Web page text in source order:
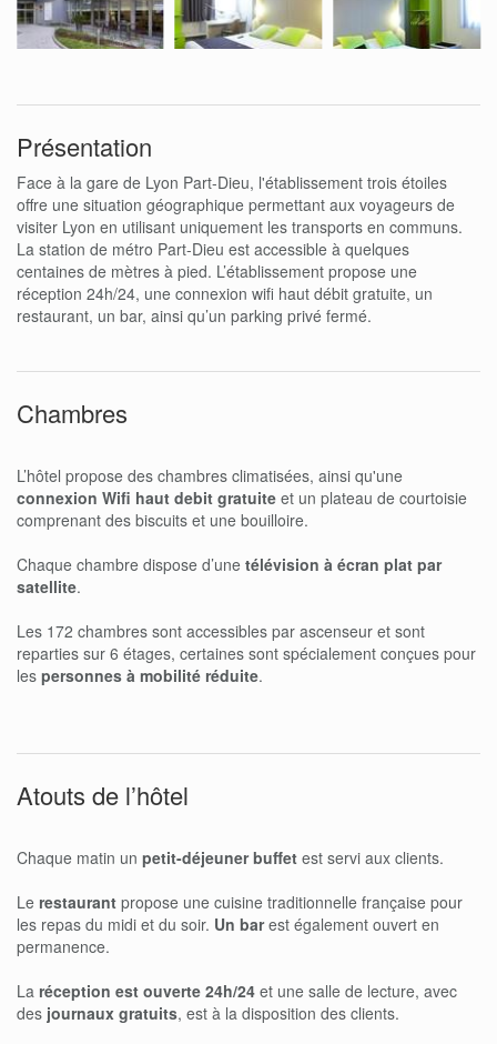
Présentation
Face à la gare de Lyon Part-Dieu, l'établissement trois étoiles
offre une situation géographique permettant aux voyageurs de
visiter Lyon en utilisant uniquement les transports en communs.
La station de métro Part-Dieu est accessible à quelques
centaines de mètres à pied. L’établissement propose une
réception 24h/24, une connexion wifi haut débit gratuite, un
restaurant, un bar, ainsi qu’un parking privé fermé.
Chambres
L’hôtel propose des chambres climatisées, ainsi qu'une
connexion Wifi haut debit gratuite et un plateau de courtoisie
comprenant des biscuits et une bouilloire.
Chaque chambre dispose d’une télévision à écran plat par
satellite.
Les 172 chambres sont accessibles par ascenseur et sont
reparties sur 6 étages, certaines sont spécialement conçues pour
les personnes à mobilité réduite.
Atouts de l’hôtel
Chaque matin un petit-déjeuner buffet est servi aux clients.
Le restaurant propose une cuisine traditionnelle française pour
les repas du midi et du soir. Un barest également ouvert en
permanence.
La réception est ouverte 24h/24 et une salle de lecture, avec
des journaux gratuits, est à la disposition des clients.